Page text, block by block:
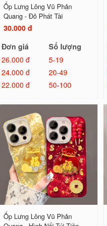
Ốp Lưng Lông Vũ Phản
Quang - Đỏ Phát Tài
30.000 đ
Đơn giá
Số lượng
26.000 đ
5-19
24.000 đ
20-49
22.000 đ
50-100
Ốp Lưng Lông Vũ Phản